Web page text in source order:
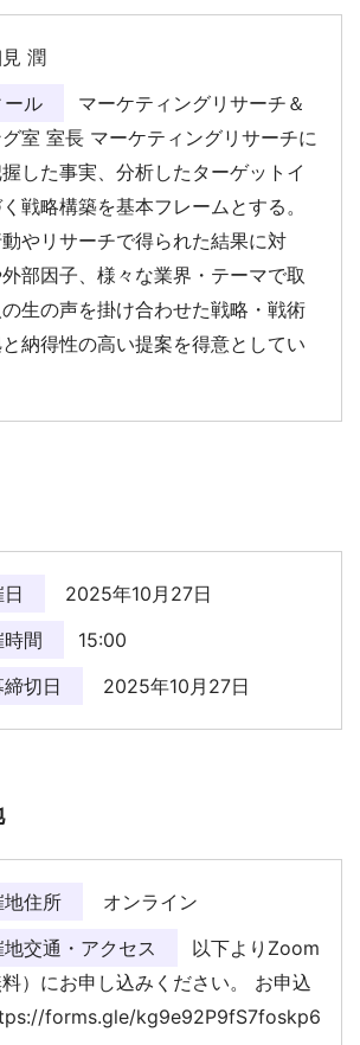
潤
ール
マーケティングリサーチ＆
室 室長 マーケティングリサーチに
した事実、分析したターゲットイ
戦略構築を基本フレームとする。​
やリサーチで得られた結果に対
部因子、様々な業界・テーマで取
生の声を掛け合わせた戦略・戦術
納得性の高い提案を得意としてい
2025年10月27日
間
15:00
切日
2025年10月27日
地住所
オンライン
交通・アクセス
以下よりZoom
）にお申し込みください。 お申込
forms.gle/kg9e92P9fS7foskp6